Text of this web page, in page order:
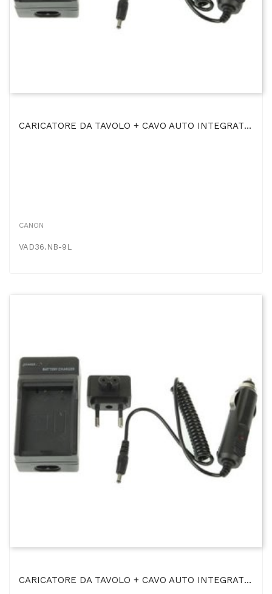
CARICATORE DA TAVOLO + CAVO AUTO INTEGRATO NB-9L Per CANON SD4500IS, DIGITAL IXUS 1000 HS, IXY 50S
CANON
VAD36.NB-9L
CARICATORE DA TAVOLO + CAVO AUTO INTEGRATO NB-10L Per CANON POWERSHOT SX40 HS